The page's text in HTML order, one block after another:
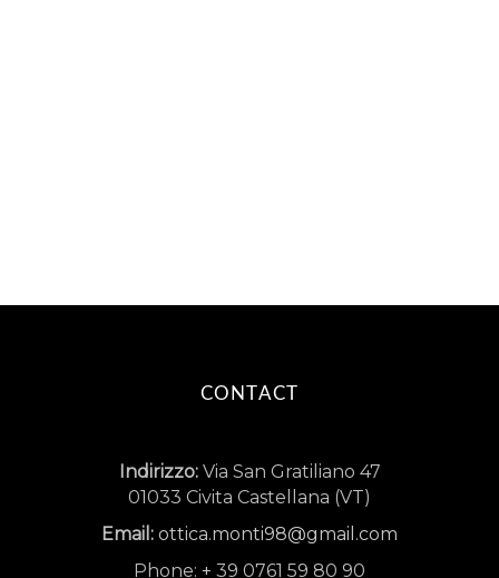
CONTACT
Indirizzo:Via San Gratiliano 47
01033 Civita Castellana (VT)
Email: ottica.monti98@gmail.com
Phone: + 39 0761 59 80 90